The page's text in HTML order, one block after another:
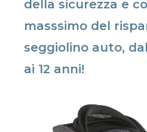
della sicurezza e
masssimo del
seggiolino auto,
ai 12 anni!